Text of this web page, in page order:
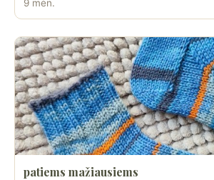
9 mėn.
patiems mažiausiems